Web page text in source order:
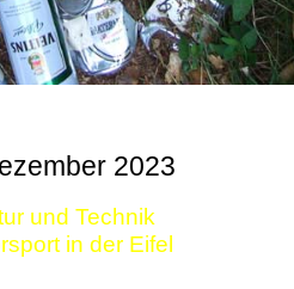
2023
und Technik
in der Eifel